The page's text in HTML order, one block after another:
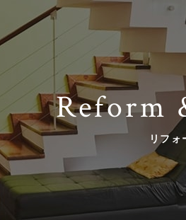
Reform
リフォ